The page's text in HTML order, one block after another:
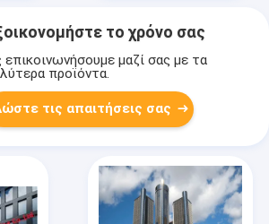
το χρόνο σας
επικοινωνήσουμε μαζί σας με τα
προϊόντα.
τις απαιτήσεις σας